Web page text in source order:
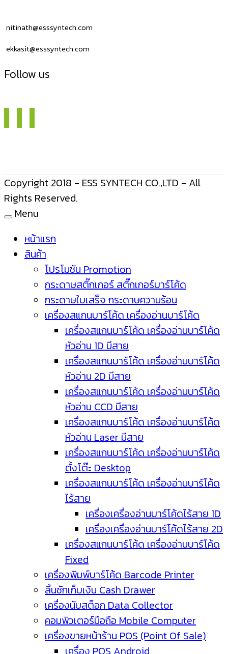
nitinath@esssyntech.com
ekkasit@esssyntech.com
Follow us
Copyright 2018 - ESS SYNTECH CO.,LTD - All
Rights Reserved.
Menu
หน้าแรก
สินค้า
โปรโมชัน Promotion
กระดาษสติ๊กเกอร์ สติ๊กเกอร์บาร์โค้ด
กระดาษใบเสร็จ กระดาษความร้อน
เครื่องสแกนบาร์โค้ด เครื่องอ่านบาร์โค้ด
เครื่องสแกนบาร์โค้ด เครื่องอ่านบาร์โค้ด
หัวอ่าน 1D มีสาย
เครื่องสแกนบาร์โค้ด เครื่องอ่านบาร์โค้ด
หัวอ่าน 2D มีสาย
เครื่องสแกนบาร์โค้ด เครื่องอ่านบาร์โค้ด
หัวอ่าน CCD มีสาย
เครื่องสแกนบาร์โค้ด เครื่องอ่านบาร์โค้ด
หัวอ่าน Laser มีสาย
เครื่องสแกนบาร์โค้ด เครื่องอ่านบาร์โค้ด
ตั้งโต๊ะ Desktop
เครื่องสแกนบาร์โค้ด เครื่องอ่านบาร์โค้ด
ไร้สาย
เครื่องเครื่องอ่านบาร์โค้ดไร้สาย 1D
เครื่องเครื่องอ่านบาร์โค้ดไร้สาย 2D
เครื่องสแกนบาร์โค้ด เครื่องอ่านบาร์โค้ด
Fixed
เครื่องพิมพ์บาร์โค้ด Barcode Printer
ลิ้นชักเก็บเงิน Cash Drawer
เครื่องนับสต็อก Data Collector
คอมพิวเตอร์มือถือ Mobile Computer
เครื่องขายหน้าร้าน POS (Point Of Sale)